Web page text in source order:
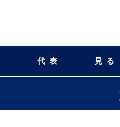
代表 見る